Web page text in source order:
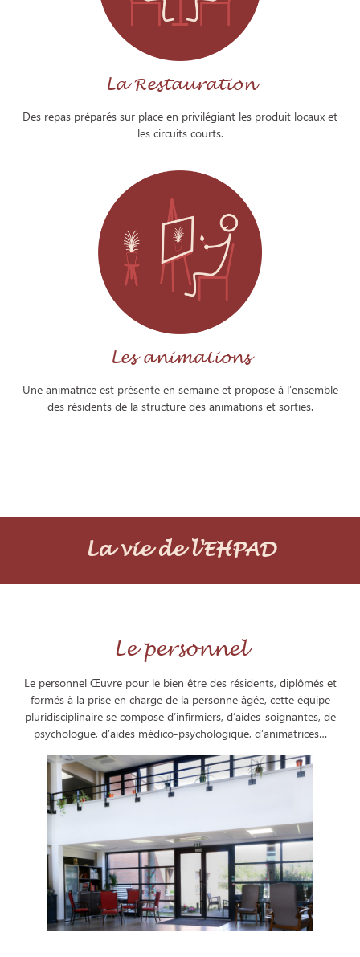
La Restauration
Des repas préparés sur place en privilégiant les produit locaux et
les circuits courts.
Les animations
Une animatrice est présente en semaine et propose à l’ensemble
des résidents de la structure des animations et sorties.
La vie de l'EHPAD
Le personnel
Le personnel Œuvre pour le bien être des résidents, diplômés et
formés à la prise en charge de la personne âgée, cette équipe
pluridisciplinaire se compose d’infirmiers, d’aides-soignantes, de
psychologue, d’aides médico-psychologique, d’animatrices…